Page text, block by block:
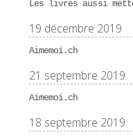
Les livres aussi
19 décembre 2019
Aimemoi.ch
21 septembre 2019
Aimemoi.ch
18 septembre 2019